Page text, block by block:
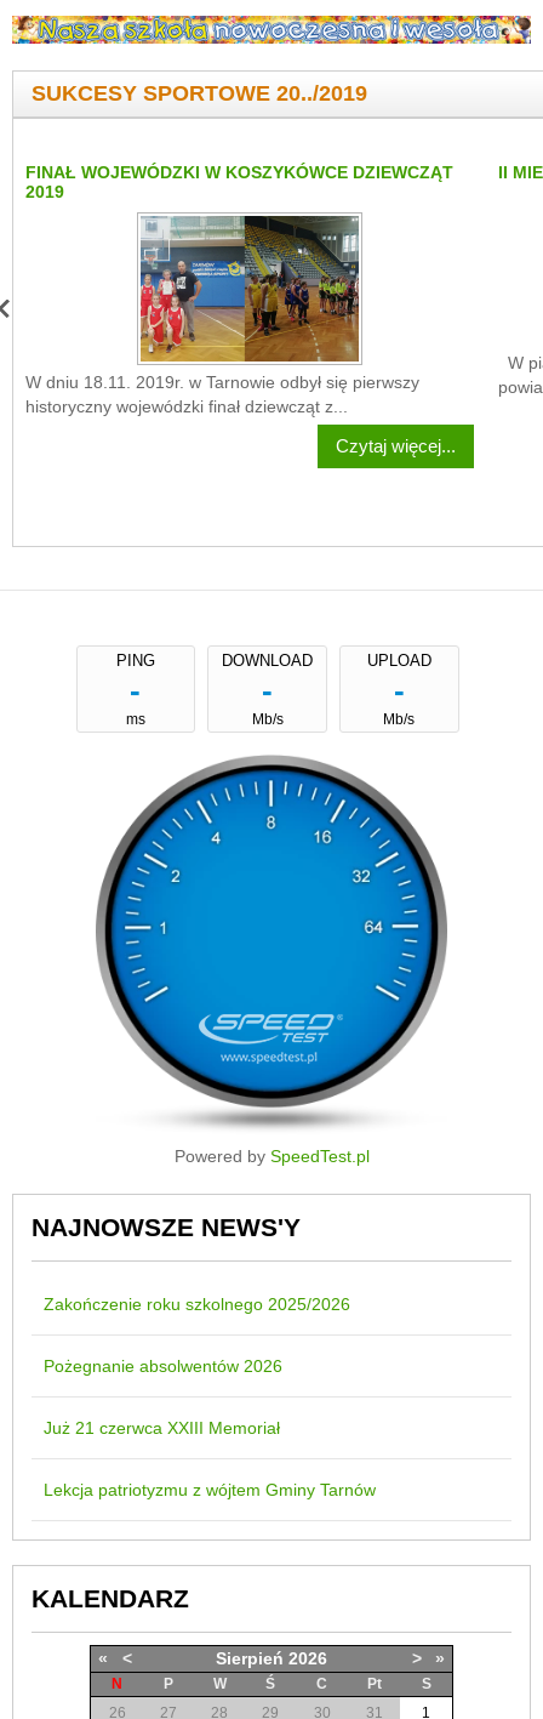
SUKCESY SPORTOWE 20../2019
FINAŁ WOJEWÓDZKI W KOSZYKÓWCE DZIEWCZĄT
2019
W dniu 18.11. 2019r. w Tarnowie odbył się pierwszy
historyczny wojewódzki finał dziewcząt z...
Czytaj więcej...
II
W
Powered by SpeedTest.pl
NAJNOWSZE NEWS'Y
Zakończenie roku szkolnego 2025/2026
Pożegnanie absolwentów 2026
Już 21 czerwca XXIII Memoriał
Lekcja patriotyzmu z wójtem Gminy Tarnów
KALENDARZ
« < Sierpień 2026 > »
N P W Ś C Pt
S
26
27 28 29 30 31 1